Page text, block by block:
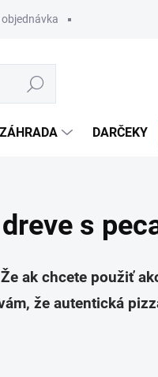
Hľadať
ZÁHRADA DARČEKY
s
ak chcete použiť
že autentická